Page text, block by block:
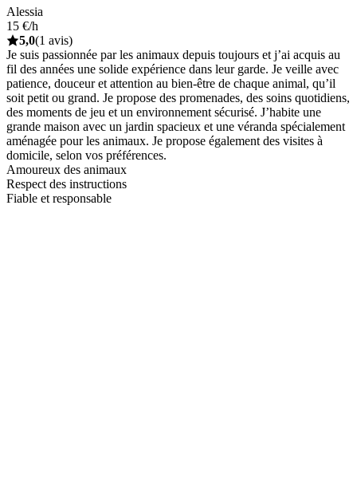
Alessia
15 €/h
5,0(1 avis)
Je suis passionnée par les animaux depuis toujours et j’ai acquis au
fil des années une solide expérience dans leur garde. Je veille avec
patience, douceur et attention au bien-être de chaque animal, qu’il
soit petit ou grand. Je propose des promenades, des soins quotidiens,
des moments de jeu et un environnement sécurisé. J’habite une
grande maison avec un jardin spacieux et une véranda spécialement
aménagée pour les animaux. Je propose également des visites à
domicile, selon vos préférences.
Amoureux des animaux
Respect des instructions
Fiable et responsable